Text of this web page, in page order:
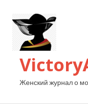
Женский журнал о